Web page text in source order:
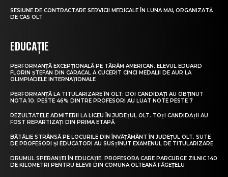
SESIUNE DE CONTRACTARE SERVICII MEDICALE ÎN LUNA MAI, ORGANIZATĂ
DE CAS OLT
EDUCAȚIE
PERFORMANȚĂ EXCEPȚIONALĂ PE TĂRÂM AMERICAN. ELEVUL EDUARD
FLORIN ȘTEFAN DIN CARACAL A CUCERIT CINCI MEDALII DE AUR LA
OLIMPIADELE INTERNAȚIONALE
PERFORMANȚĂ LA TITULARIZARE ÎN OLT: DOI CANDIDAȚI AU OBȚINUT
NOTA 10. PESTE 46% DINTRE PROFESORI AU LUAT NOTE PESTE 7
REZULTATELE ADMITERII LA LICEU ÎN JUDEȚUL OLT. TOȚI CANDIDAȚII AU
FOST REPARTIZAȚI DIN PRIMA ETAPĂ
BĂTĂLIE STRÂNSĂ PE LOCURILE DIN ÎNVĂȚĂMÂNT ÎN JUDEȚUL OLT. SUTE
DE PROFESORI ȘI EDUCATORI AU SUSȚINUT EXAMENUL DE TITULARIZARE
DRUMUL SPERANȚEI ÎN EDUCAȚIE. PROFESORA CARE PARCURGE ZILNIC 140
DE KILOMETRI PENTRU ELEVII DIN COMUNA OLTEANĂ FĂGEȚELU